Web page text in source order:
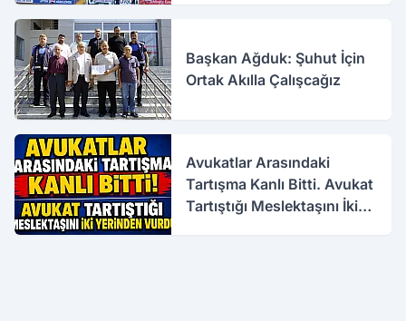
Başkan Ağduk: Şuhut İçin
Ortak Akılla Çalışcağız
Avukatlar Arasındaki
Tartışma Kanlı Bitti. Avukat
Tartıştığı Meslektaşını İki